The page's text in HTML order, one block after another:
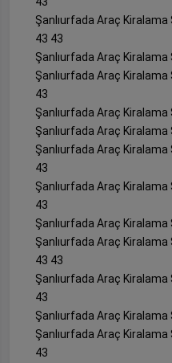
Şanlıurfada Araç
43 43
Şanlıurfada Araç
Şanlıurfada Araç
43
Şanlıurfada Araç
Şanlıurfada Araç Kiralama
Şanlıurfada Araç
43
Şanlıurfada Araç Kiralama
43
Şanlıurfada Araç
Şanlıurfada Araç
43 43
Şanlıurfada Araç Kiralama
43
Şanlıurfada Araç
Şanlıurfada Araç
43